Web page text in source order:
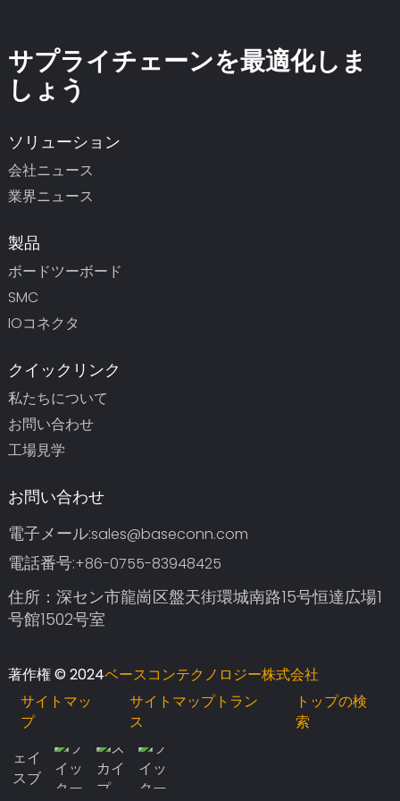
サプライチェーンを最適化しま
しょう
ソリューション
会社ニュース
業界ニュース
製品
ボードツーボード
SMC
IOコネクタ
クイックリンク
私たちについて
お問い合わせ
工場見学
お問い合わせ
電子メール:sales@baseconn.com
電話番号:+86-0755-83948425
住所：深セン市龍崗区盤天街環城南路15号恒達広場1
号館1502号室
著作権 © 2024ベースコンテクノロジー株式会社
サイトマッ
プ
サイトマップトラン
ス
トップの検
索